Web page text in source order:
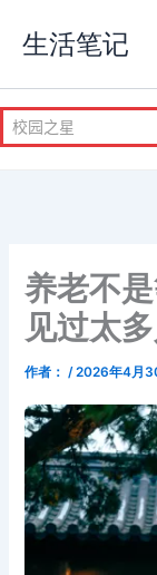
容
生活笔记
养老不
见过太
作者： /2026年4月